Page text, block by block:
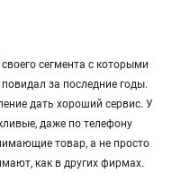
сегмента с которыми
за последние годы.
дать хороший сервис. У
даже по телефону
товар, а не просто
как в других фирмах.